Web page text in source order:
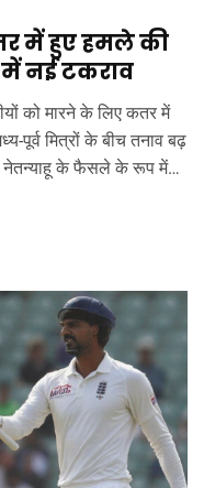
में हुए हमले की
में नई टकराव
को मारने के लिए कतर में
मित्रों के बीच तनाव बढ़
नेतन्याहू के फैसले के रूप में
किया। कतर ने इस
जबकि इज़राइल ने इसे